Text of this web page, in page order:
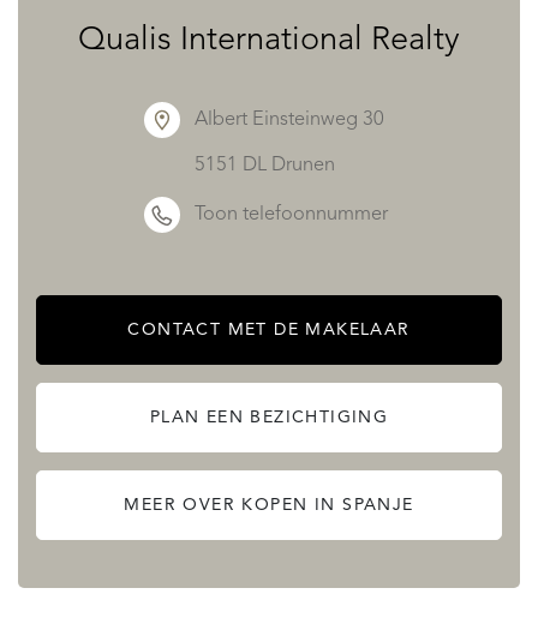
Qualis International Realty
Albert Einsteinweg 30
5151 DL Drunen
Toon telefoonnummer
CONTACT MET DE MAKELAAR
PLAN EEN BEZICHTIGING
MEER OVER KOPEN IN SPANJE